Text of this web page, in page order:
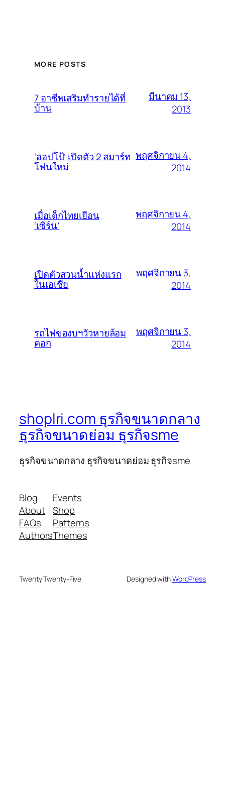
MORE POSTS
7 อาชีพเสริมทำรายได้ที่
บ้าน
มีนาคม 13,
2013
‘ออปโป้’ เปิดตัว 2 สมาร์ท
โฟนใหม่
พฤศจิกายน 4,
2014
เมื่อเด็กไทยเยือน
‘เซิร์น’
พฤศจิกายน 4,
2014
เปิดตัวสวนน้ำแห่งแรก
ในเอเชีย
พฤศจิกายน 3,
2014
รถไฟของบฯวัวหายล้อม
คอก
พฤศจิกายน 3,
2014
shoplri.com ธุรกิจขนาดกลาง
ธุรกิจขนาดย่อม ธุรกิจsme
ธุรกิจขนาดกลาง ธุรกิจขนาดย่อม ธุรกิจsme
Blog
About
FAQs
Authors
Events
Shop
Patterns
Themes
Twenty Twenty-Five Designed withWordPress